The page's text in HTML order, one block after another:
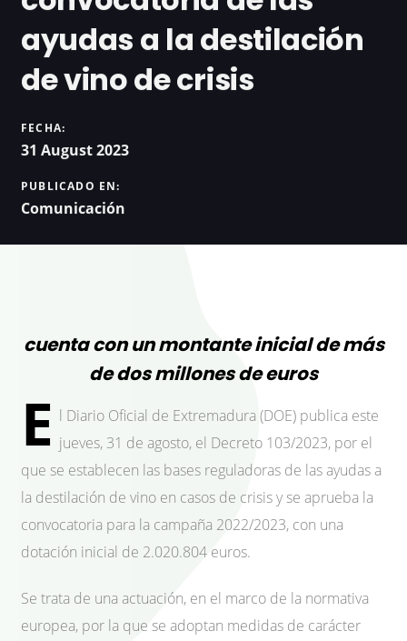
ayudas a la destilación
de vino de crisis
FECHA:
31 August 2023
PUBLICADO EN:
Comunicación
cuenta con un montante inicial de más
de dos millones de euros
E l Diario Oficial de Extremadura (DOE) publica este
jueves, 31 de agosto, el Decreto 103/2023, por el
que se establecen las bases reguladoras de las ayudas a
la destilación de vino en casos de crisis y se aprueba la
convocatoria para la campaña 2022/2023, con una
dotación inicial de 2.020.804 euros.
Se trata de una actuación, en el marco de la normativa
europea, por la que se adoptan medidas de carácter